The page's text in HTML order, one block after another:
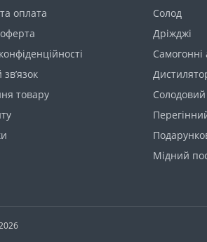
оплата
товару
Солод
Дріжджі
Самогонні
Солодовий
Мідний